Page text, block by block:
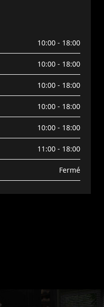
10:00 - 18:00
10:00 - 18:00
10:00 - 18:00
10:00 - 18:00
10:00 - 18:00
11:00 - 18:00
Fermé